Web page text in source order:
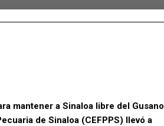
mantener a Sinaloa libre del Gusano
de Sinaloa (CEFPPS) llevó a